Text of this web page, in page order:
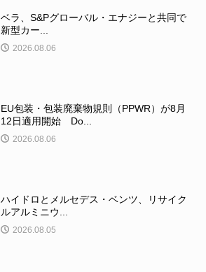
ベラ、S&Pグローバル・エナジーと共同で
新型カー...
2026.08.06
EU包装・包装廃棄物規則（PPWR）が8月
12日適用開始 Do...
2026.08.06
ハイドロとメルセデス・ベンツ、リサイク
ルアルミニウ...
2026.08.05